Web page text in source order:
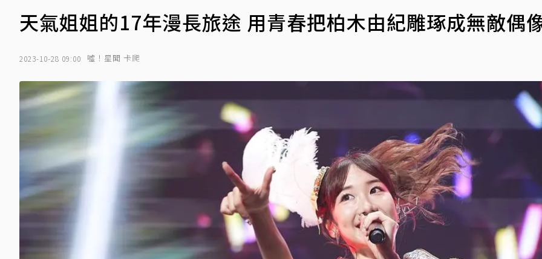
天氣姐姐的17年漫長旅途 用青春把柏木由紀雕琢成無敵偶
2023-10-28 09:00 噓！星聞 卡爬